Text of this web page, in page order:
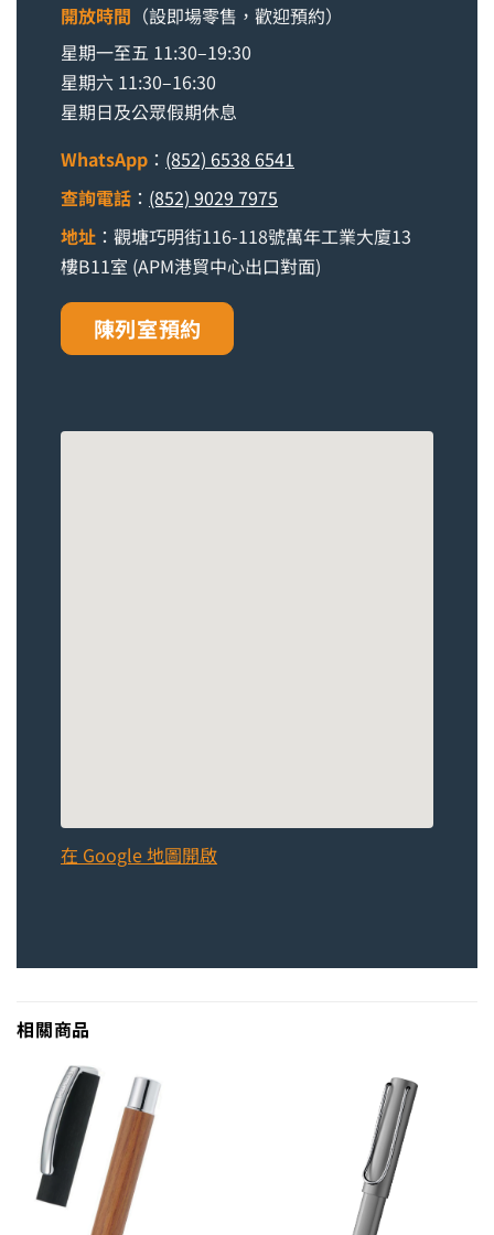
開放時間 （設即場零售，歡迎預約）
星期一至五 11:30–19:30
星期六 11:30–16:30
星期日及公眾假期休息
WhatsApp ： (852) 6538 6541
查詢電話 ： (852) 9029 7975
地址 ：觀塘巧明街116-118號萬年工業大廈13
樓B11室 (APM港貿中心出口對面)
陳列室預約
在 Google 地圖開啟
相關商品